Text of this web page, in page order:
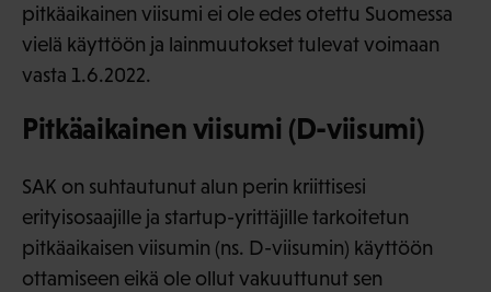
pitkäaikainen viisumi ei ole edes otettu Suomessa
vielä käyttöön ja lainmuutokset tulevat voimaan
vasta 1.6.2022.
Pitkäaikainen viisumi (D-viisumi)
SAK on suhtautunut alun perin kriittisesi
erityisosaajille ja startup-yrittäjille tarkoitetun
pitkäaikaisen viisumin (ns. D-viisumin) käyttöön
ottamiseen eikä ole ollut vakuuttunut sen